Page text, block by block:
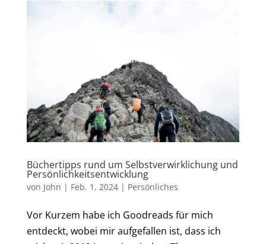
Büchertipps rund um Selbstverwirklichung und
Persönlichkeitsentwicklung
von John | Feb. 1, 2024| Persönliches
Vor Kurzem habe ich Goodreads für mich
entdeckt, wobei mir aufgefallen ist, dass ich